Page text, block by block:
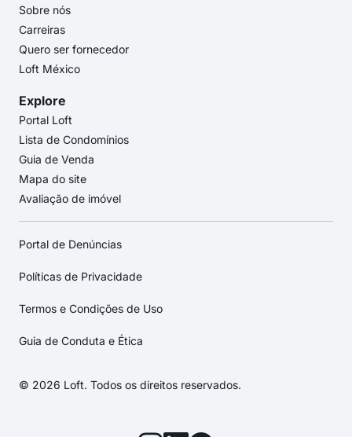
Sobre nós
Carreiras
Quero ser fornecedor
Loft México
Explore
Portal Loft
Lista de Condomínios
Guia de Venda
Mapa do site
Avaliação de imóvel
Portal de Denúncias
Políticas de Privacidade
Termos e Condições de Uso
Guia de Conduta e Ética
© 2026 Loft. Todos os direitos reservados.